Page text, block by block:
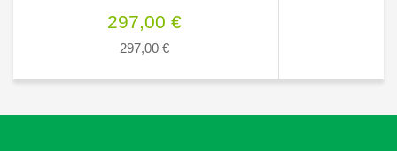
297,00 €
297,00 €